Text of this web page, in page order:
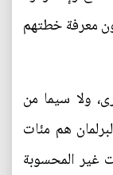
معرفة خطتهم
ولا سيما من
هم مئات
غير المحسوبة